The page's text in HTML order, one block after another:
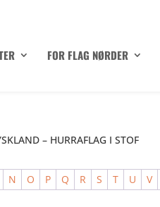
FOR FLAG NØRDER
– HURRAFLAG I STOF
N O P Q R S T U V